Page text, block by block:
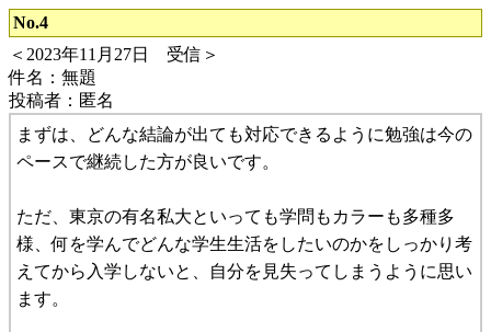
No.4
＜2023年11月27日 受信＞
件名：無題
投稿者：匿名
まずは、どんな結論が出ても対応できるように勉強は今の
ペースで継続した方が良いです。
ただ、東京の有名私大といっても学問もカラーも多種多
様、何を学んでどんな学生生活をしたいのかをしっかり考
えてから入学しないと、自分を見失ってしまうように思い
ます。